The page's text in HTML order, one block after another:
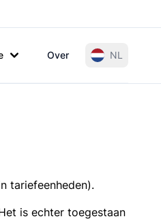
Over NL
tariefeenheden).
is echter toegestaan